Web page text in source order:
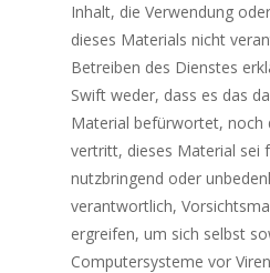
Inhalt, die Verwendung
dieses Materials nicht
Betreiben des Dienstes
Swift weder, dass es das
Material befürwortet, noch
vertritt, dieses Material sei
nutzbringend oder
verantwortlich,
ergreifen, um sich selbst
Computersysteme vor